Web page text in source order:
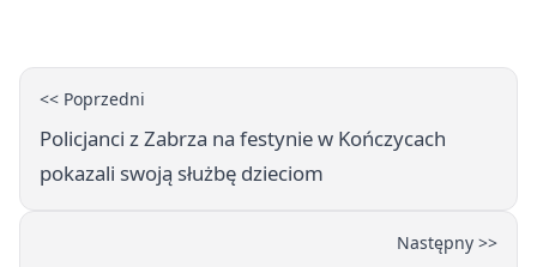
<< Poprzedni
Policjanci z Zabrza na festynie w Kończycach
pokazali swoją służbę dzieciom
Następny >>